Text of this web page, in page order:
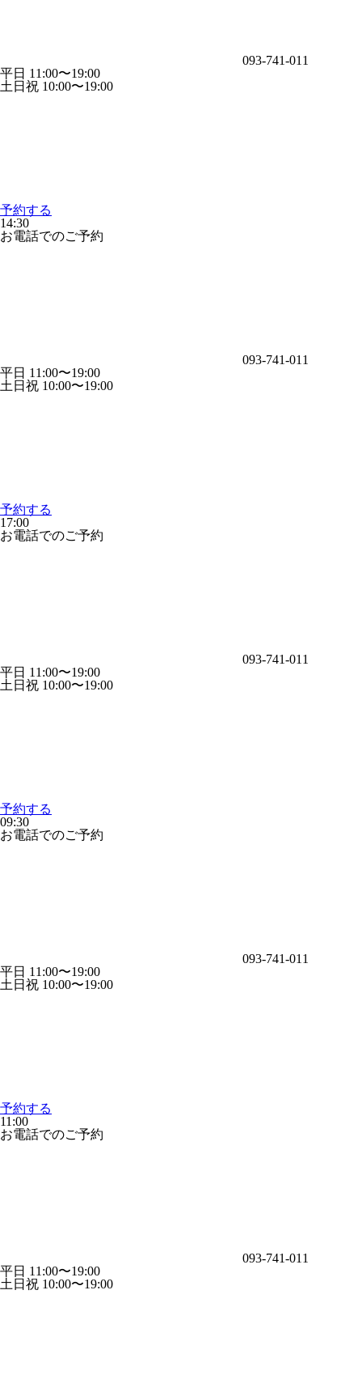
093-741-011
平日 11:00〜19:00
土日祝 10:00〜19:00
予約する
14:30
お電話でのご予約
093-741-011
平日 11:00〜19:00
土日祝 10:00〜19:00
予約する
17:00
お電話でのご予約
093-741-011
平日 11:00〜19:00
土日祝 10:00〜19:00
予約する
09:30
お電話でのご予約
093-741-011
平日 11:00〜19:00
土日祝 10:00〜19:00
予約する
11:00
お電話でのご予約
093-741-011
平日 11:00〜19:00
土日祝 10:00〜19:00